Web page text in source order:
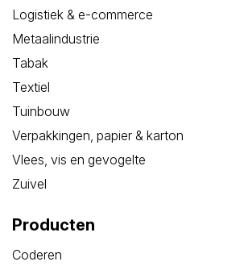
Logistiek & e-commerce
Metaalindustrie
Tabak
Textiel
Tuinbouw
Verpakkingen, papier & karton
Vlees, vis en gevogelte
Zuivel
Producten
Coderen